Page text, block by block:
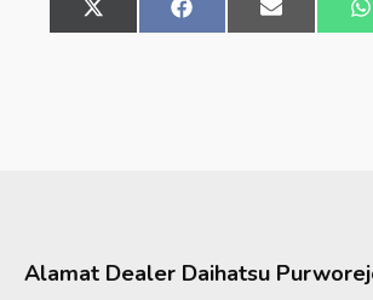
Share
on
X
(Twitter)
Share
on
FacebookShare
on
Email
Alamat Dealer Daihatsu